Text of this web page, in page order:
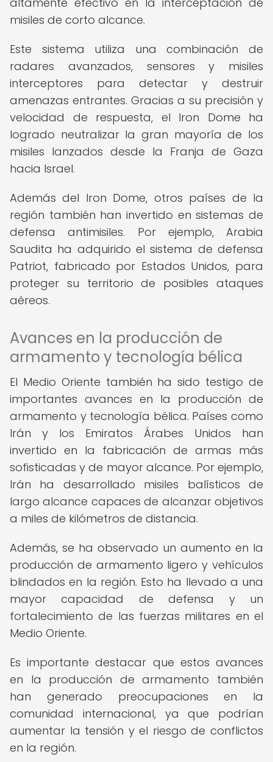
misiles de corto alcance.
Este sistema utiliza una combinación de
radares avanzados, sensores y misiles
interceptores para detectar y destruir
amenazas entrantes. Gracias a su precisión y
velocidad de respuesta, el Iron Dome ha
logrado neutralizar la gran mayoría de los
misiles lanzados desde la Franja de Gaza
hacia Israel.
Además del Iron Dome, otros países de la
región también han invertido en sistemas de
defensa antimisiles. Por ejemplo, Arabia
Saudita ha adquirido el sistema de defensa
Patriot, fabricado por Estados Unidos, para
proteger su territorio de posibles ataques
aéreos.
Avances en la producción de
armamento y tecnología bélica
El Medio Oriente también ha sido testigo de
importantes avances en la producción de
armamento y tecnología bélica. Países como
Irán y los Emiratos Árabes Unidos han
invertido en la fabricación de armas más
sofisticadas y de mayor alcance. Por ejemplo,
Irán ha desarrollado misiles balísticos de
largo alcance capaces de alcanzar objetivos
a miles de kilómetros de distancia.
Además, se ha observado un aumento en la
producción de armamento ligero y vehículos
blindados en la región. Esto ha llevado a una
mayor capacidad de defensa y un
fortalecimiento de las fuerzas militares en el
Medio Oriente.
Es importante destacar que estos avances
en la producción de armamento también
han generado preocupaciones en la
comunidad internacional, ya que podrían
aumentar la tensión y el riesgo de conflictos
en la región.